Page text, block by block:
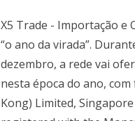
X5 Trade - Importação e
“o ano da virada”.
dezembro, a rede vai
nesta época do ano,
Kong) Limited,